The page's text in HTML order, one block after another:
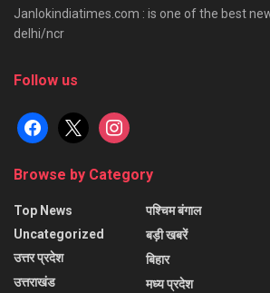
Janlokindiatimes.com : is one of the best
delhi/ncr
Follow us
facebook
x instagram
Browse by Category
Top News
Uncategorized
उत्तर प्रदेश
उत्तराखंड
पश्चिम बंगाल
बड़ी खबरें
बिहार
मध्य प्रदेश